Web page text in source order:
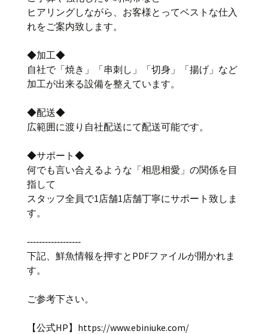
ヒアリングしながら、お客様とってベストな仕入
れをご案内致します。
◆加工◆
自社で「焼き」「串刺し」「切身」「揚げ」など
加工が出来る設備を整えています。
◆配送◆
広範囲に渡り自社配送にて配送可能です。
◆サポート◆
何でも言い合えるような「相思相愛」の関係を目
指して
スタッフ全員で1店舗1店舗丁寧にサポート致しま
す。
‐‐‐‐‐‐‐‐‐‐‐‐‐‐‐‐‐‐
下記、鮮魚情報を押すとPDFファイルが開かれま
す。
ご参考下さい。
【公式HP】https://www.ebiniuke.com/